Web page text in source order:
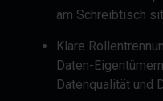
am Schreibtisch
Klare
Daten-
Datenqualität und